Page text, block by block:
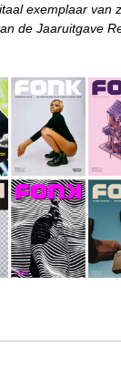
exemplaar van
de Jaaruitgave